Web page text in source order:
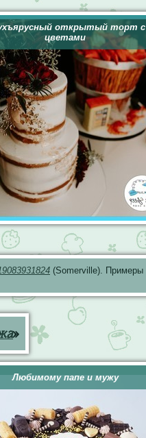
открытый торт с
цветами
(Somerville). Примеры
»
Любимому папе и мужу